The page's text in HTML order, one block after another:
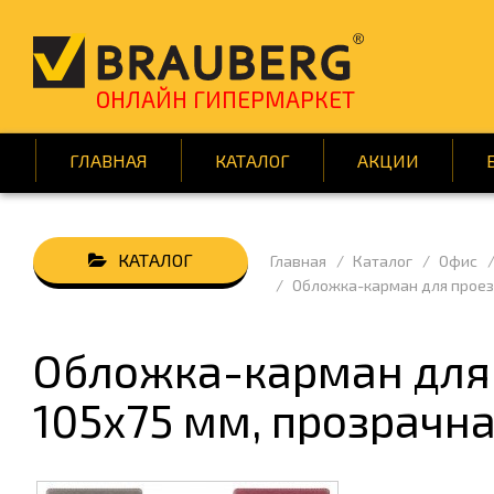
ОНЛАЙН ГИПЕРМАРКЕТ
ГЛАВНАЯ КАТАЛОГ АКЦИИ
АВТОТОВАРЫ БУМАГА
ДОМ И САД
КНИГИ
ПОДАРКИ И ПРАЗДНИК
ПОСУДА
СРЕДСТВА ИНДИВИД. ЗАЩИТЫ
Главная Каталог Офис
Обложка-карман для
Обложка-карман для
105х75 мм,